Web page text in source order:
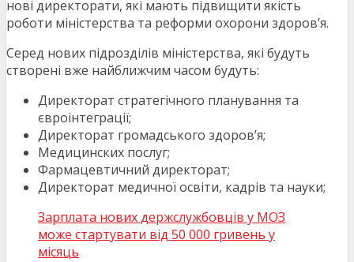
нові директорати, які мають підвищити якість
роботи міністерства та реформи охорони здоров’я.
Серед нових підрозділів міністерства, які будуть
створені вже найближчим часом будуть:
Директорат стратегічного планування та
євроінтеграції;
Директорат громадського здоров’я;
Медицинских послуг;
Фармацевтичний директорат;
Директорат медичної освіти, кадрів та науки;
Зарплата нових держслужбовців у МОЗ
може стартувати від 50 000 гривень у
місяць